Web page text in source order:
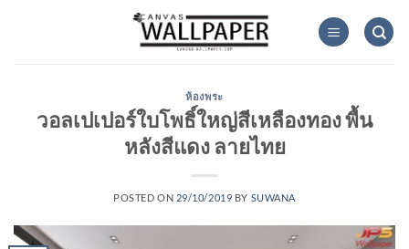
ห้องพระ
วอลเปเปอร์ใบโพธิ์ใหญ่สีเหลืองทอง พื้น
หลังสีแดง ลายไทย
POSTED ON 29/10/2019 BY SUWANA